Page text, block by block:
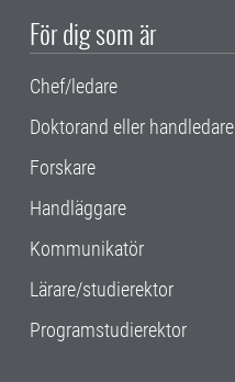
För dig som är
Chef/ledare
Doktorand eller handledare
Forskare
Handläggare
Kommunikatör
Lärare/studierektor
Programstudierektor